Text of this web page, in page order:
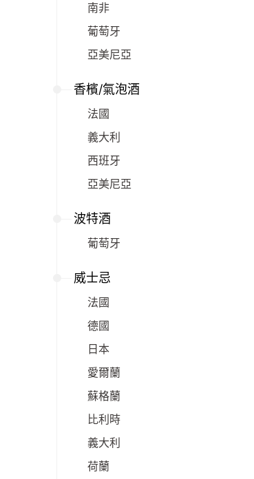
南非
葡萄牙
亞美尼亞
香檳/氣泡酒
法國
義大利
西班牙
亞美尼亞
波特酒
葡萄牙
威士忌
法國
德國
日本
愛爾蘭
蘇格蘭
比利時
義大利
荷蘭